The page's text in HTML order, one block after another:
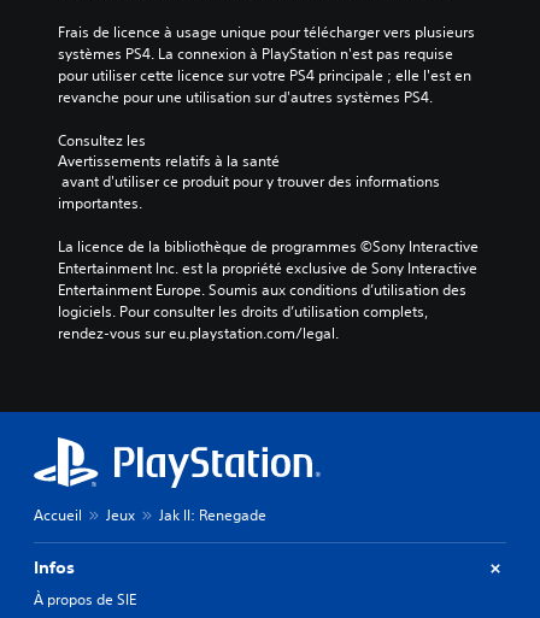
Frais de licence à usage unique pour télécharger vers plusieurs
systèmes PS4. La connexion à PlayStation n'est pas requise
pour utiliser cette licence sur votre PS4 principale ; elle l'est en
revanche pour une utilisation sur d'autres systèmes PS4.
Consultez les
Avertissements relatifs à la santé
importantes.
La licence de la bibliothèque de programmes ©Sony Interactive
Entertainment Inc. est la propriété exclusive de Sony Interactive
Entertainment Europe. Soumis aux conditions d’utilisation des
logiciels. Pour consulter les droits d’utilisation complets,
rendez-vous sur eu.playstation.com/legal.
Accueil Jeux Jak II: Renegade
Infos
À propos de SIE